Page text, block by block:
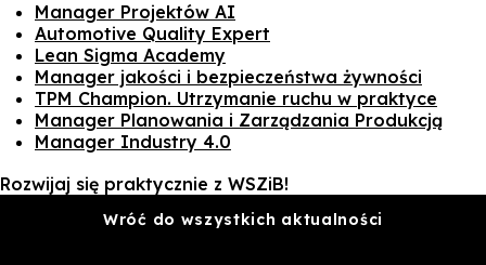
Manager Projektów AI
Automotive Quality Expert
Lean Sigma Academy
Manager jakości i bezpieczeństwa żywności
TPM Champion. Utrzymanie ruchu w praktyce
Manager Planowania i Zarządzania Produkcją
Manager Industry 4.0
Rozwijaj się praktycznie z WSZiB!
Wróć do wszystkich aktualności